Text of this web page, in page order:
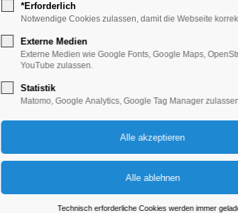
Ausstellung
17.12.2024, 10:00–17:00
*Erforderlich
Notwendige Cookies zulassen, damit die Webseite
Externe Medien
Externe Medien wie Google Fonts, Google Maps,
YouTube zulassen.
Statistik
Matomo, Google Analytics, Google Tag Manager
Technisch erforderliche Cookies werden immer